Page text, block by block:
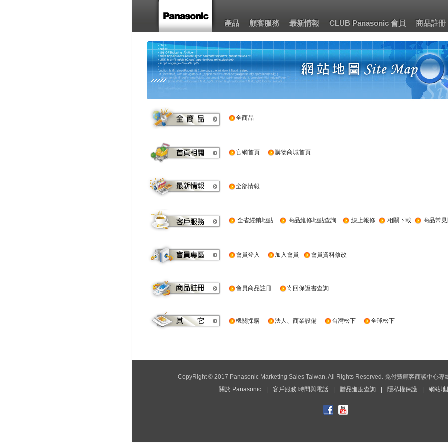
產品 顧客服務 最新情報 CLUB Panasonic 會員 商品註冊
全商品
官網首頁 購物商城首頁
全部情報
全省經銷地點 商品維修地點查詢 線上報修 相關下載 商品常
會員登入 加入會員 會員資料修改
會員商品註冊 寄回保證書查詢
機關採購 法人、商業設備 台灣松下 全球松下
CopyRight © 2017 Panasonic Marketing Sales Taiwan. All Rights Reserved. 免付費顧客商談中心專
關於 Panasonic
客戶服務 時間與電話 贈品進度查詢 隱私權保護 網站地